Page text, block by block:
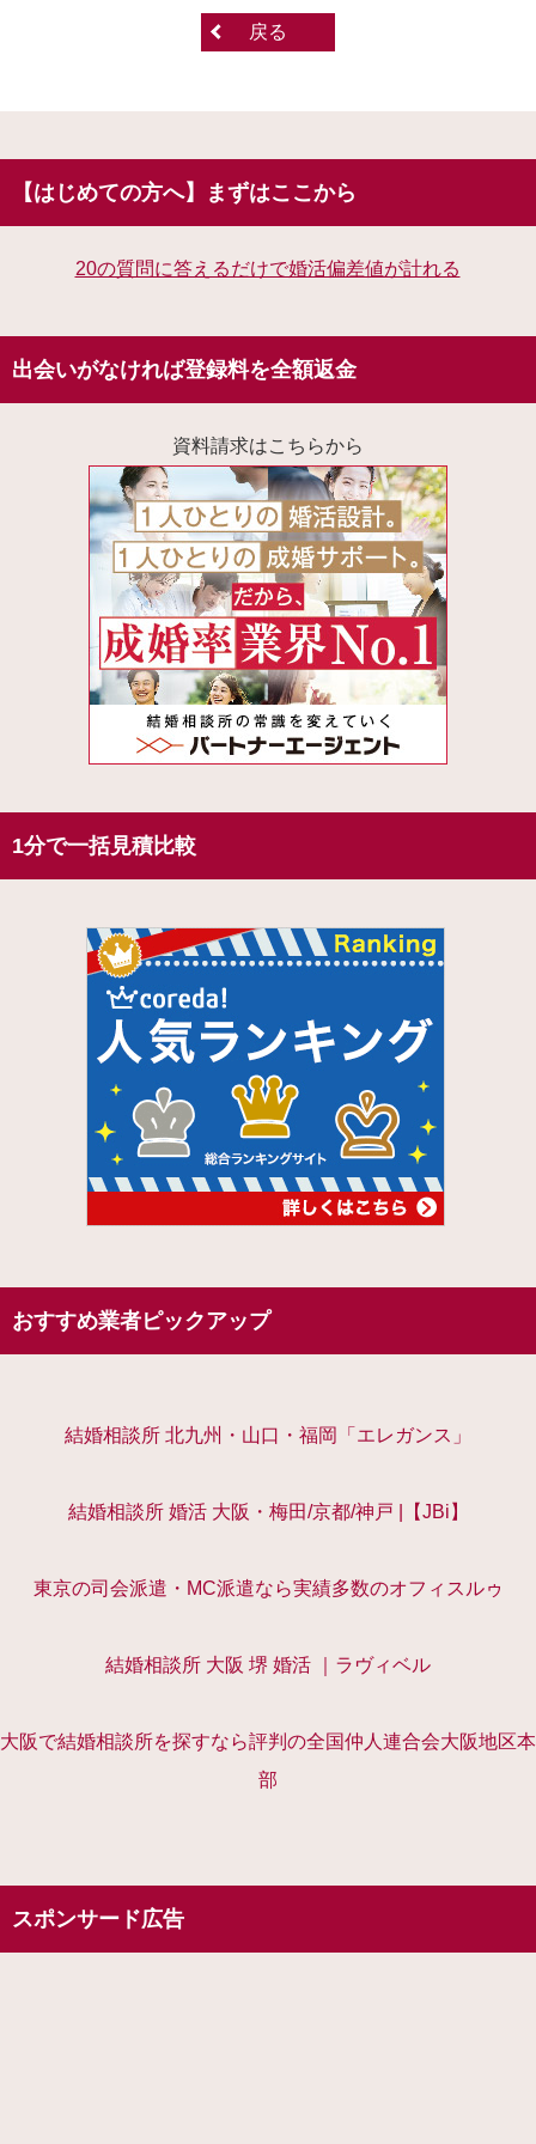
戻る
【はじめての方へ】まずはここから
20の質問に答えるだけで婚活偏差値が計れる
出会いがなければ登録料を全額返金
資料請求はこちらから
1分で一括見積比較
おすすめ業者ピックアップ
結婚相談所 北九州・山口・福岡「エレガンス」
結婚相談所 婚活 大阪・梅田/京都/神戸 |【JBi】
東京の司会派遣・MC派遣なら実績多数のオフィスルゥ
結婚相談所 大阪 堺 婚活 ｜ラヴィベル
大阪で結婚相談所を探すなら評判の全国仲人連合会大阪地区本
部
スポンサード広告